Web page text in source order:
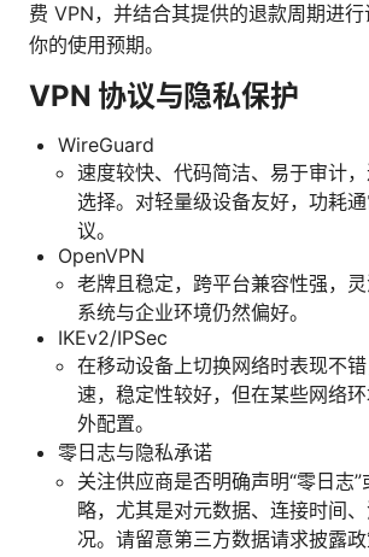
费 VPN，并结合其提供的退款周期进
你的使用预期。
VPN 协议与隐私保护
WireGuard
速度较快、代码简洁、易于审计
选择。对轻量级设备友好，功耗
议。
OpenVPN
老牌且稳定，跨平台兼容性强，
系统与企业环境仍然偏好。
IKEv2/IPSec
在移动设备上切换网络时表现不
速，稳定性较好，但在某些网络
外配置。
零日志与隐私承诺
关注供应商是否明确声明“零日志”
略，尤其是对元数据、连接时间
况。请留意第三方数据请求披露政